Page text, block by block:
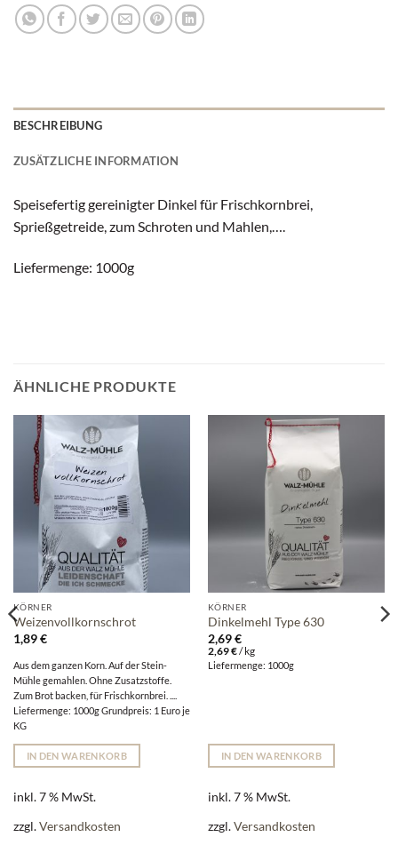
BESCHREIBUNG
ZUSÄTZLICHE INFORMATION
Speisefertig gereinigter Dinkel für Frischkornbrei,
Sprießgetreide, zum Schroten und Mahlen,….
Liefermenge: 1000g
ÄHNLICHE PRODUKTE
KÖRNER
Weizenvollkornschrot
1,89€
Aus dem ganzen Korn. Auf der Stein-
Mühle gemahlen. Ohne Zusatzstoffe.
Zum Brot backen, für Frischkornbrei. ....
Liefermenge: 1000g Grundpreis: 1 Euro je
KG
IN DEN WARENKORB
inkl. 7 % MwSt.
zzgl.Versandkosten
KÖRNER
Dinkelmehl Type 630
2,69€
2,69€/kg
Liefermenge: 1000g
IN DEN WARENKORB
inkl. 7 % MwSt.
zzgl.Versandkosten